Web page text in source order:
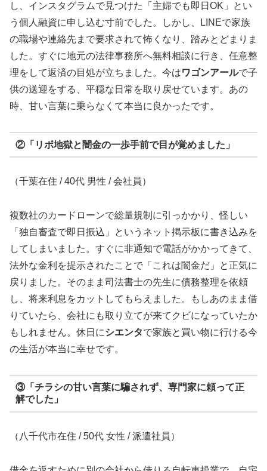
し、インスタグラムで見つけた「主婦でも即日OK」とい
う個人融資に申し込む寸前でした。しかし、LINEで家族
の職場や連絡先まで要求されて怖くなり、踏みとどまりま
した。すぐに地元の法律事務所へ無料相談に行き、任意整
理をして返済の目処が立ちました。今はワゴンアールで子
供の送迎をする、平穏な日常を取り戻せています。あの
時、甘い言葉に乗らなくて本当に良かったです。
②「リボ地獄と闇金の一歩手前で目が覚めました」
（千葉在住 / 40代 男性 / 会社員）
複数社のカードローンで総量規制に引っかかり、怪しい
「独自審査で即日振込」というネット掲示板に書き込みを
してしまいました。すぐに非通知で電話がかかってきて、
法外な金利を提示されたことで「これは闇金だ」と正気に
戻りました。そのまま司法書士の先生に債務整理を依頼
し、将来利息をカットしてもらえました。もしあのまま借
りていたら、会社にも取り立てが来てクビになっていたか
もしれません。休日にシエンタで家族と買い物に行ける今
の生活が本当に幸せです。
③「チラシの甘い言葉に騙されず、専門家に頼って正
解でした」
（八千代市在住 / 50代 女性 / 派遣社員）